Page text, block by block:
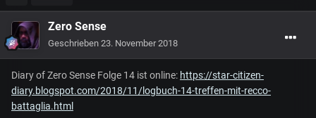
Zero Sense
Geschrieben 23. November 2018
Diary of Zero Sense Folge 14 ist online: https://star-citizen-
diary.blogspot.com/2018/11/logbuch-14-treffen-mit-recco-
battaglia.html